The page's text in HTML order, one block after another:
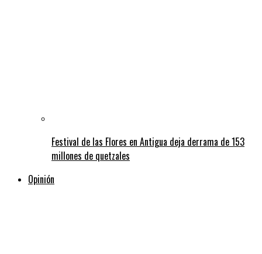
Festival de las Flores en Antigua deja derrama de 153
millones de quetzales
Opinión